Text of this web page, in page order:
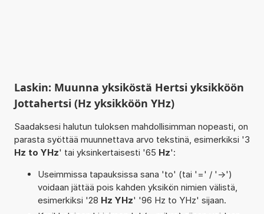
Laskin: Muunna yksiköstä Hertsi yksikköön
Jottahertsi (Hz yksikköön YHz)
Saadaksesi halutun tuloksen mahdollisimman nopeasti, on
parasta syöttää muunnettava arvo tekstinä, esimerkiksi '3
Hz to YHz' tai yksinkertaisesti '65 Hz':
Useimmissa tapauksissa sana 'to' (tai '=' / '->')
voidaan jättää pois kahden yksikön nimien välistä,
esimerkiksi '28 Hz YHz' '96 Hz to YHz' sijaan.